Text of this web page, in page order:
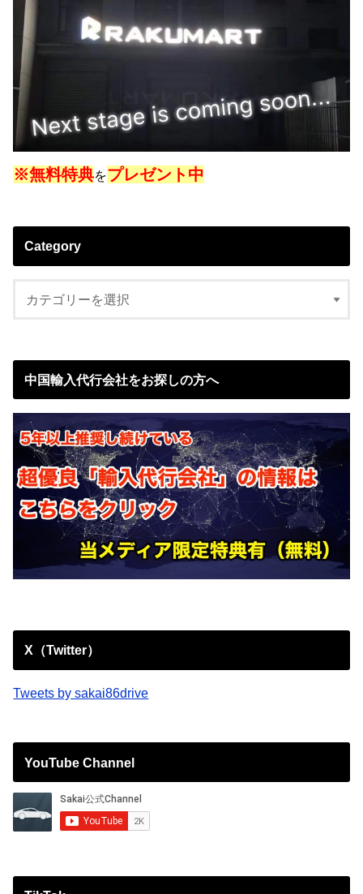
※無料特典をプレゼント中
Category
中国輸入代行会社をお探しの方へ
X（Twitter）
Tweets by sakai86drive
YouTube Channel